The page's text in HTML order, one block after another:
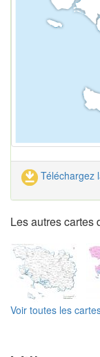
Téléchargez
Les autres cartes
Voir toutes les